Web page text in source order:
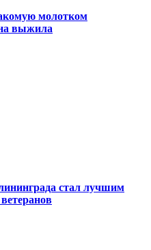
молотком
выжила
стал лучшим